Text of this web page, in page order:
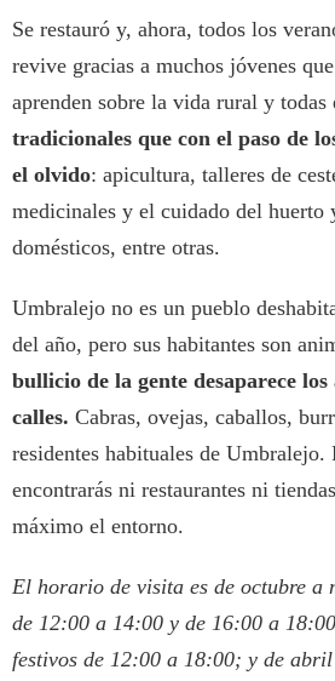
Se restauró y, ahora, todos los
revive gracias a muchos jóvenes
aprenden sobre la vida rural y todas
tradicionales que con el paso de
el olvido: apicultura, talleres de
medicinales y el cuidado del huerto
domésticos, entre otras.
Umbralejo no es un pueblo
del año, pero sus habitantes son
bullicio de la gente desaparece
calles. Cabras, ovejas, caballos,
residentes habituales de
encontrarás ni restaurantes ni
máximo el entorno.
El horario de visita es de octubre a
de 12:00 a 14:00 y de 16:00 a
festivos de 12:00 a 18:00; y de